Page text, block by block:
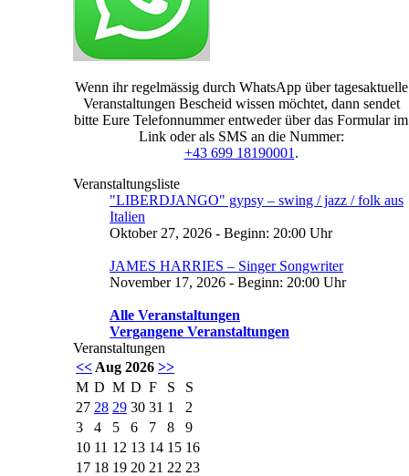
Wenn ihr regelmässig durch WhatsApp über tagesaktuelle
Veranstaltungen Bescheid wissen möchtet, dann sendet
bitte Eure Telefonnummer entweder über das Formular im
Link oder als SMS an die Nummer:
+43 699 18190001 .
Veranstaltungsliste
"LIBERDJANGO" gypsy – swing / jazz / folk aus
Italien
Oktober 27, 2026 - Beginn: 20:00 Uhr
JAMES HARRIES – Singer Songwriter
November 17, 2026 - Beginn: 20:00 Uhr
Alle Veranstaltungen
Vergangene Veranstaltungen
Veranstaltungen
<< Aug 2026 >>
M D M D F S
S
27 28 29 30 31 1
2
3
4 5 6 7 8
9
10 11 12 13 14 15 16
17 18 19 20 21 22 23